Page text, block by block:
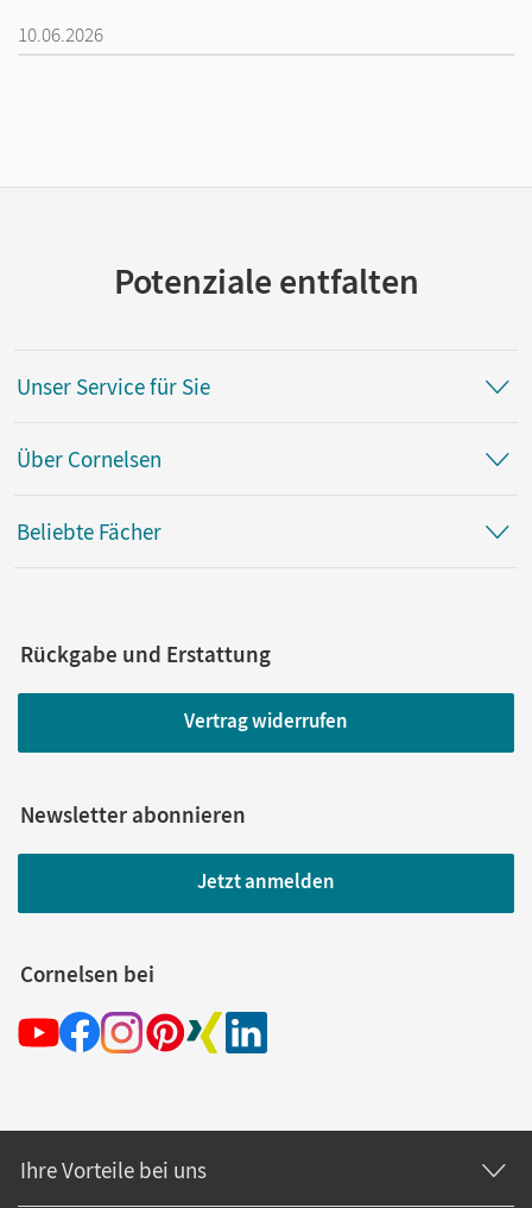
10.06.2026
Potenziale entfalten
Unser Service für Sie
Über Cornelsen
Beliebte Fächer
Rückgabe und Erstattung
Vertrag widerrufen
Newsletter abonnieren
Jetzt anmelden
Cornelsen bei
Ihre Vorteile bei uns